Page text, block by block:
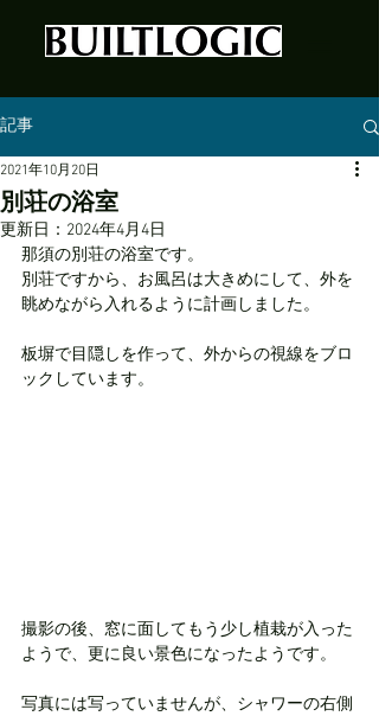
記事
別荘の浴室
2021年10月20日
更新日： 2024年4月4日
那須の別荘の浴室です。
別荘ですから、お風呂は大きめにして、外を
眺めながら入れるように計画しました。
板塀で目隠しを作って、外からの視線をブロ
ックしています。
撮影の後、窓に面してもう少し植栽が入った
ようで、更に良い景色になったようです。
写真には写っていませんが、シャワーの右側